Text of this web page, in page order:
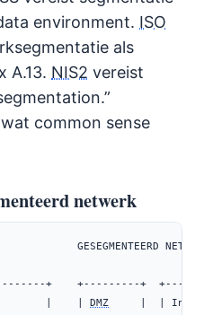
environment. ISO
als
A.13. NIS2 vereist
common sense
netwerk
GESEGMENTEERD
+    +---------+
DMZ
|  |